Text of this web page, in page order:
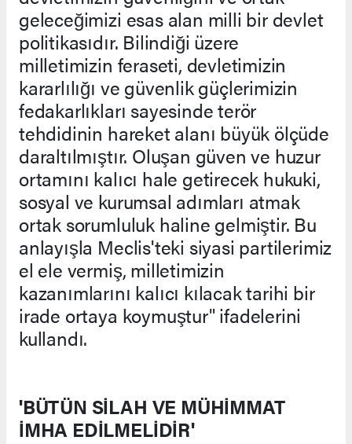
geleceğimizi esas alan milli bir devlet
politikasıdır. Bilindiği üzere
milletimizin feraseti, devletimizin
kararlılığı ve güvenlik güçlerimizin
fedakarlıkları sayesinde terör
tehdidinin hareket alanı büyük ölçüde
daraltılmıştır. Oluşan güven ve huzur
ortamını kalıcı hale getirecek hukuki,
sosyal ve kurumsal adımları atmak
ortak sorumluluk haline gelmiştir. Bu
anlayışla Meclis'teki siyasi partilerimiz
el ele vermiş, milletimizin
kazanımlarını kalıcı kılacak tarihi bir
irade ortaya koymuştur" ifadelerini
kullandı.
'BÜTÜN SİLAH VE MÜHİMMAT
İMHA EDİLMELİDİR'